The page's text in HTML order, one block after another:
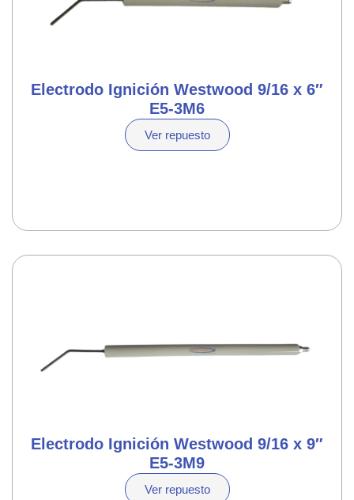
Electrodo Ignición Westwood 9/16 x 6″
E5-3M6
Ver repuesto
Electrodo Ignición Westwood 9/16 x 9″
E5-3M9
Ver repuesto